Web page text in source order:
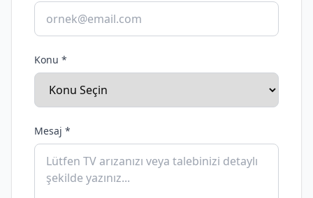
Konu *
Mesaj *